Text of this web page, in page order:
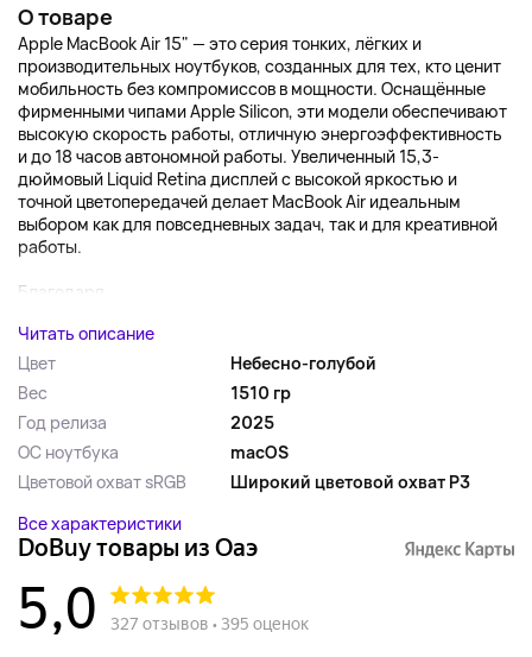
О товаре
Apple MacBook Air 15" — это серия тонких, лёгких и
производительных ноутбуков, созданных для тех, кто ценит
мобильность без компромиссов в мощности. Оснащённые
фирменными чипами Apple Silicon, эти модели обеспечивают
высокую скорость работы, отличную энергоэффективность
и до 18 часов автономной работы. Увеличенный 15,3-
дюймовый Liquid Retina дисплей с высокой яркостью и
точной цветопередачей делает MacBook Air идеальным
выбором как для повседневных задач, так и для креативной
работы.
Благодаря...
Читать описание
Цвет
Небесно-голубой
Вес
1510 гр
Год релиза
2025
ОС ноутбука
macOS
Цветовой охват sRGB
Широкий цветовой охват P3
Все характеристики